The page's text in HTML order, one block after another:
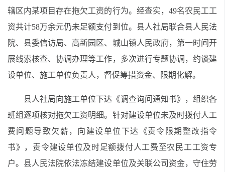
辖区内某项目存在拖欠工资的行为。经查实，49名农民工工
资共计58万余元仍未足额支付到位。县人社局联合县人民法
院、县委信访局、高新园区、城山镇人民政府，第一时间开
展线索核查、协调办理等工作，多次进行专题协调，约谈建
设单位、施工单位负责人，督促筹措资金、限期化解。
县人社局向施工单位下达《调查询问通知书》，组织各
班组逐项核对拖欠工资明细。针对建设单位未及时拨付人工
费问题导致欠薪，向建设单位下达《责令限期整改指令
书》，责令建设单位及时足额拨付人工费至农民工工资专
户。县人民法院依法冻结建设单位及关联公司资金，守住劳